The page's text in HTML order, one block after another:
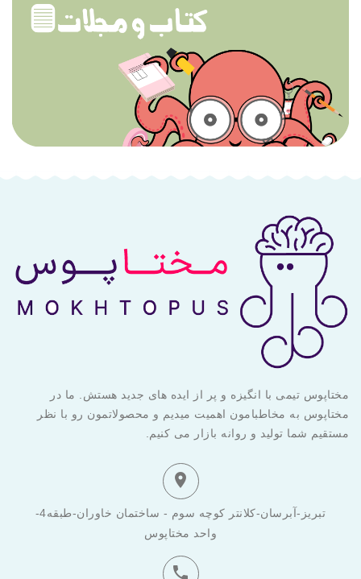
مختاپوس تیمی با انگیزه و پر از ایده های جدید هستش. ما در
مختاپوس به مخاطبامون اهمیت میدیم و محصولاتمون رو با نظر
مستقیم شما تولید و روانه بازار می کنیم.

تبریز-آبرسان-کلانتر کوچه سوم - ساختمان خاوران-طبقه4-
واحد مختاپوس
